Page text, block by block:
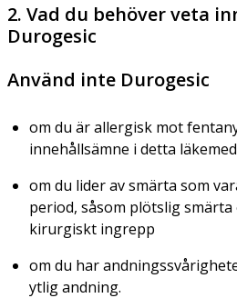
2. Vad du behöver veta
Durogesic
Använd inte Durogesic
om du är allergisk mot
innehållsämne i detta
om du lider av smärta som
period, såsom plötslig
kirurgiskt ingrepp
om du har
ytlig andning.